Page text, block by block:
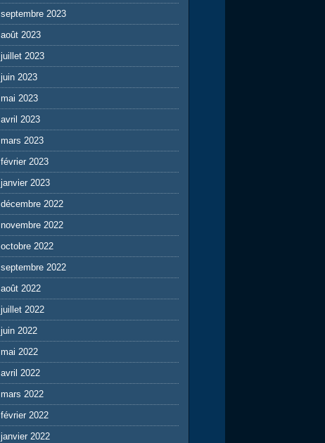
septembre 2023
août 2023
juillet 2023
juin 2023
mai 2023
avril 2023
mars 2023
février 2023
janvier 2023
décembre 2022
novembre 2022
octobre 2022
septembre 2022
août 2022
juillet 2022
juin 2022
mai 2022
avril 2022
mars 2022
février 2022
janvier 2022